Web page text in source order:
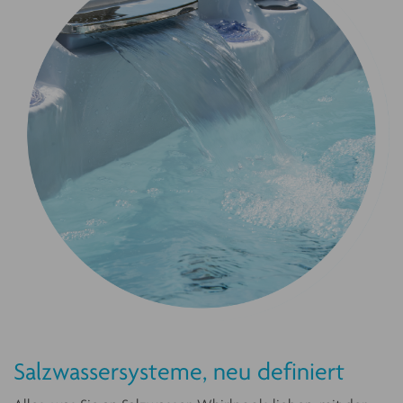
Salzwassersysteme, neu definiert